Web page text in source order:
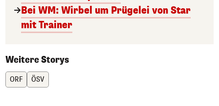
Bei WM: Wirbel um Prügelei von Star
mit Trainer
Weitere Storys
ORF ÖSV